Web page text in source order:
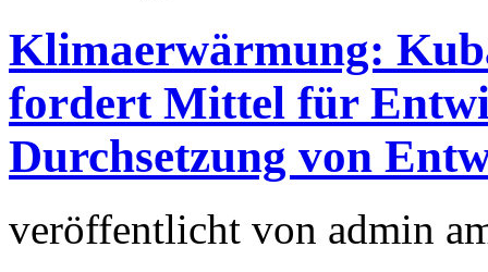
Klimaerwärmung:
fordert Mittel für
Durchsetzung von
veröffentlicht von admin